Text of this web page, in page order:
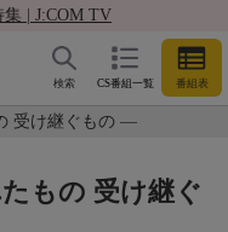
| J:COM TV
CS番組一覧 番組表
検索
受け継ぐもの ―
もの 受け継ぐ